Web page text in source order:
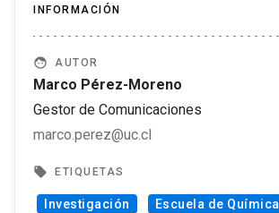
INFORMACIÓN
face AUTOR
Marco Pérez-Moreno
Gestor de Comunicaciones
marco.perez@uc.cl
local_offer ETIQUETAS
Investigación Escuela de Química